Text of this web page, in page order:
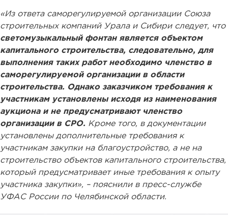
«Из ответа саморегулируемой организации Союза
строительных компаний Урала и Сибири следует, что
светомузыкальный фонтан является объектом
капитального строительства, следовательно, для
выполнения таких работ необходимо членство в
саморегулируемой организации в области
строительства. Однако заказчиком требования к
участникам установлены исходя из наименования
аукциона и не предусматривают членство
организации в СРО. Кроме того, в документации
установлены дополнительные требования к
участникам закупки на благоустройство, а не на
строительство объектов капитального строительства,
который предусматривает иные требования к опыту
участника закупки», – пояснили в пресс-службе
УФАС России по Челябинской области.